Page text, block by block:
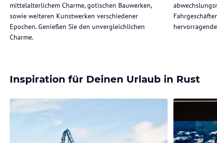
mittelalterlichem Charme, gotischen Bauwerken,
sowie weiteren Kunstwerken verschiedener
Epochen. Genießen Sie den unvergleichlichen
Charme.
Inspiration für Deinen Urlaub in Rust